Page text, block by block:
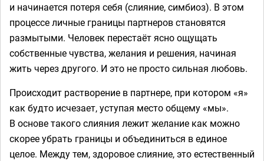
и начинается потеря себя (слияние, симбиоз). В этом
процессе личные границы партнеров становятся
размытыми. Человек перестаёт ясно ощущать
собственные чувства, желания и решения, начиная
жить через другого. И это не просто сильная любовь.
Происходит растворение в партнере, при котором «я»
как будто исчезает, уступая место общему «мы».
В основе такого слияния лежит желание как можно
скорее убрать границы и объединиться в единое
целое. Между тем, здоровое слияние, это естественный